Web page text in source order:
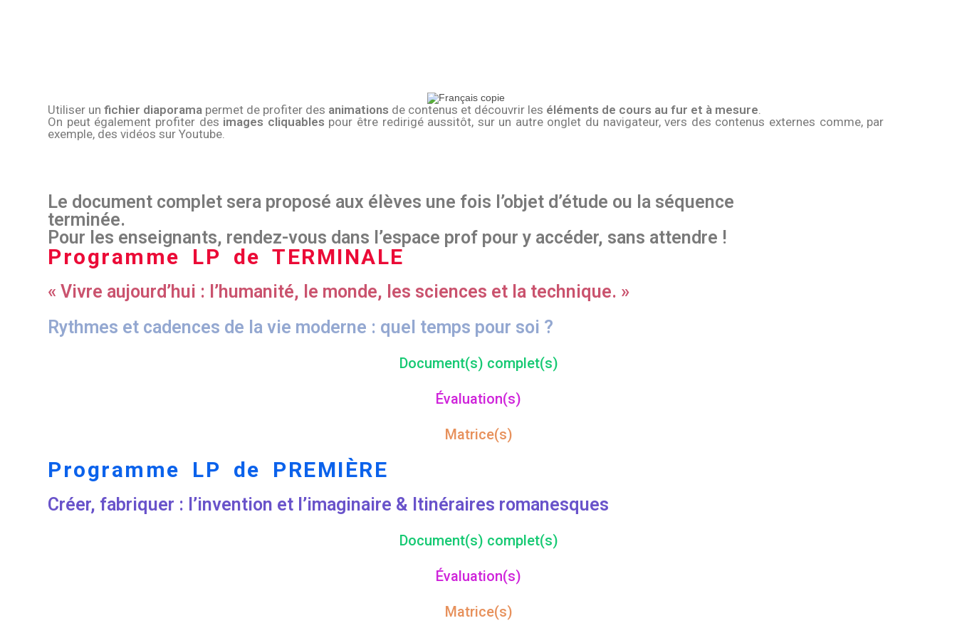
Utiliser unfichier diaporama permet de profiter des animations de contenus et découvrir les éléments de cours au fur et à mesure
On peut également profiter des images cliquables pour être redirigé aussitôt, sur un autre onglet du navigateur, vers des contenus externes comme, par
exemple, des vidéos sur Youtube.
Le document complet sera proposé aux élèves une fois l’objet d’étude ou la séquence
terminée.
Pour les enseignants, rendez-vous dans l’espace prof pour y accéder, sans attendre !
Programme LP de TERMINALE
« Vivre aujourd’hui : l’humanité, le monde, les sciences et la technique. »
Rythmes et cadences de la vie moderne : quel temps pour soi ?
Document(s) complet(s)
Évaluation(s)
Matrice(s)
Programme LP de PREMIÈRE
Créer, fabriquer : l’invention et l’imaginaire & Itinéraires romanesques
Document(s) complet(s)
Évaluation(s)
Matrice(s)